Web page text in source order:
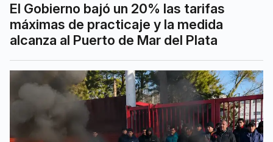
El Gobierno bajó un 20% las tarifas
máximas de practicaje y la medida
alcanza al Puerto de Mar del Plata